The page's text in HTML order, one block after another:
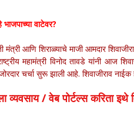
भाजपाच्या वाटेवर?
मंत्री आणि शिराळ्याचे माजी आमदार
महामंत्री विनोद तावडे यांनी आज
चर्चा सुरू झाली आहे. शिवाजीराव
व्यवसाय / वेब पोर्टल्स करिता